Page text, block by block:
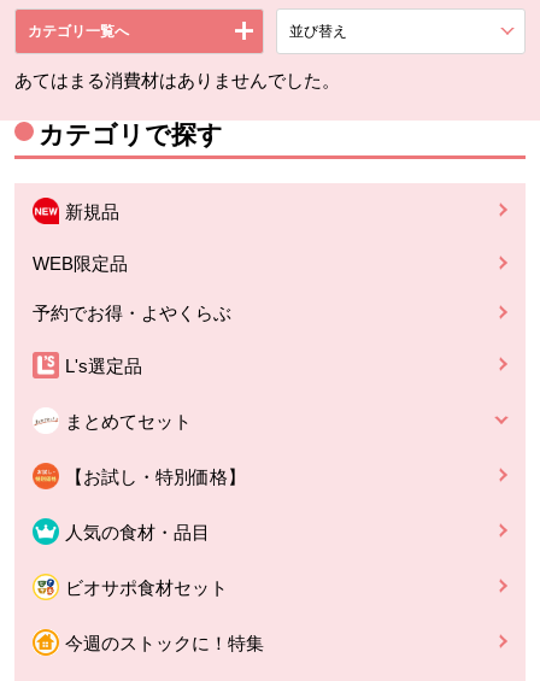
カテゴリ一覧へ 並び替え
あてはまる消費材はありませんでした。
カテゴリで探す
新規品
WEB限定品
予約でお得・よやくらぶ
L's選定品
まとめてセット
【お試し・特別価格】
人気の食材・品目
ビオサポ食材セット
今週のストックに！特集